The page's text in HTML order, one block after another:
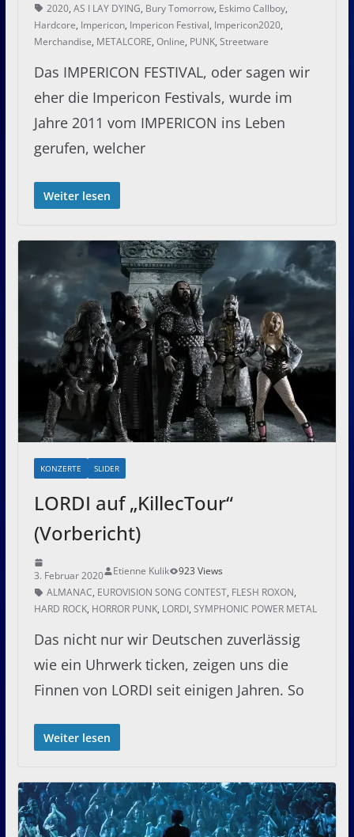
2020, AS I LAY DYING, Bury Tomorrow, Eskimo Callboy,
Hardcore, Impericon, Impericon Festival, Impericon2020,
Merchandise, METALCORE, Online, PUNK, Streetware
Das IMPERICON FESTIVAL, oder sagen wir
eher die Impericon Festivals, wurde im
Jahre 2011 vom IMPERICON ins Leben
gerufen, welcher
Weiter lesen
KONZERTE SLIDER
LORDI auf „KillecTour“
(Vorbericht)
3. Februar 2020 Etienne Kulik
923 Views
ALMANAC, EUROVISION SONG CONTEST, FLESH ROXON,
HARD ROCK, HORROR PUNK, LORDI, SYMPHONIC POWER METAL
Das nicht nur wir Deutschen zuverlässig
wie ein Uhrwerk ticken, zeigen uns die
Finnen von LORDI seit einigen Jahren. So
Weiter lesen